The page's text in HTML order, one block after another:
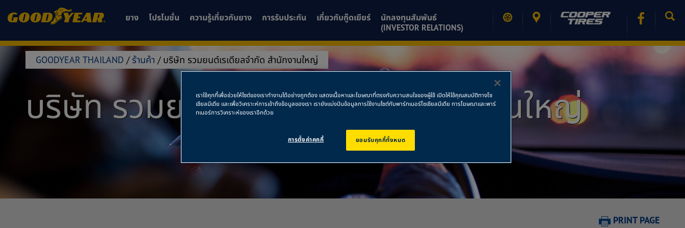
ยาง โปรโมชั่น ความรู้เกี่ยวกับยาง การรับประกัน เกี่ยวกับกู๊ดเยียร์
นักลงทุนสัมพันธ์
(INVESTOR RELATIONS)
GOODYEAR THAILAND / ร้านค้า / บริษัท รวมยนต์เรเดียลจำกัด สำนักงานใหญ่
บริษัท รวมยนต์เรเดียลจำกัด สำนักงานใหญ่
PRINT PAGE
เราใช้คุกกี้เพื่อช่วยให้ไซต์ของเราทำงานได้อย่างถูกต้อง แสดงเนื้อหาและโฆษณาที่ตรงกับความสนใจของผู้ใช้ เปิดให้ใช้คุณสมบัติทางโซ
เชียลมีเดีย และเพื่อวิเคราะห์การเข้าถึงข้อมูลของเรา เรายังแบ่งปันข้อมูลการใช้งานไซต์กับพาร์ทเนอร์โซเชียลมีเดีย การโฆษณาและพาร์
ทเนอร์การวิเคราะห์ของเราอีกด้วย
ยอมรับคุกกี้ทั้งหมด
การตั้งค่าคุกกี้